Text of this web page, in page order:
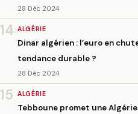
28 Déc 2024
14 ALGÉRIE
Dinar algérien : l’euro en
tendance durable ?
28 Déc 2024
15 ALGÉRIE
Tebboune promet une